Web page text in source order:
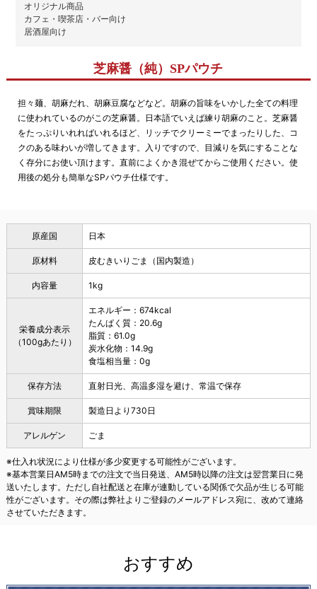
オリジナル商品
カフェ・喫茶店・バー向け
居酒屋向け
芝麻醤（純）SPパウチ
担々麺、胡麻だれ、胡麻豆腐などなど。胡麻の旨味をいかした全ての料理
に使われているのがこの芝麻醤。日本語でいえば練り胡麻のこと。芝麻醤
をたっぷりいれればいれるほど、リッチでクリーミーでまったりした、コ
クのある味わいが増してきます。入りですので、目減りを気にすることな
く存分にお使い頂けます。直前によくかき混ぜてからご使用ください。使
用後の処分も簡単なSPパウチ仕様です。
原産国 日本
原材料 皮むきいりごま（国内製造）
内容量 1kg
栄養成分表示
（100gあたり）
エネルギー：674kcal
たんぱく質：20.6g
脂質：61.0g
炭水化物：14.9g
食塩相当量：0g
保存方法 直射日光、高温多湿を避け、常温で保存
賞味期限 製造日より730日
アレルゲン ごま
※仕入れ状況により仕様が多少変更する可能性がございます。
※基本営業日AM5時までの注文で当日発送、AM5時以降の注文は翌営業日に発
送いたします。ただし自社配送と在庫が連動している関係で欠品が生じる可能
性がございます。その際は弊社よりご登録のメールアドレス宛に、改めて連絡
させていただきます。
おすすめ